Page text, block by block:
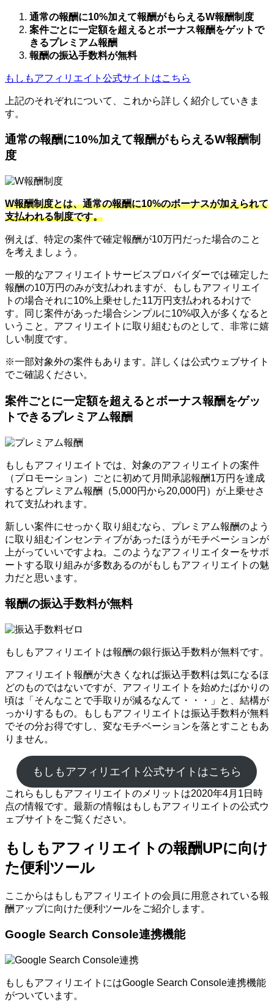
通常の報酬に10%加えて報酬がもらえるW報酬制度
案件ごとに一定額を超えるとボーナス報酬をゲットで
きるプレミアム報酬
報酬の振込手数料が無料
もしもアフィリエイト公式サイトはこちら
上記のそれぞれについて、これから詳しく紹介していきま
す。
通常の報酬に10%加えて報酬がもらえるW報酬制
度
W報酬制度とは、通常の報酬に10%のボーナスが加えられて
支払われる制度です。
例えば、特定の案件で確定報酬が10万円だった場合のこと
を考えましょう。
一般的なアフィリエイトサービスプロバイダーでは確定した
報酬の10万円のみが支払われますが、もしもアフィリエイ
トの場合それに10%上乗せした11万円支払われるわけで
す。同じ案件があった場合シンプルに10%収入が多くなると
いうこと。アフィリエイトに取り組むものとして、非常に嬉
しい制度です。
※一部対象外の案件もあります。詳しくは公式ウェブサイト
でご確認ください。
案件ごとに一定額を超えるとボーナス報酬をゲッ
トできるプレミアム報酬
もしもアフィリエイトでは、対象のアフィリエイトの案件
（プロモーション）ごとに初めて月間承認報酬1万円を達成
するとプレミアム報酬（5,000円から20,000円）が上乗せさ
れて支払われます。
新しい案件にせっかく取り組むなら、プレミアム報酬のよう
に取り組むインセンティブがあったほうがモチベーションが
上がっていいですよね。このようなアフィリエイターをサポ
ートする取り組みが多数あるのがもしもアフィリエイトの魅
力だと思います。
報酬の振込手数料が無料
もしもアフィリエイトは報酬の銀行振込手数料が無料です。
アフィリエイト報酬が大きくなれば振込手数料は気になるほ
どのものではないですが、アフィリエイトを始めたばかりの
頃は「そんなことで手取りが減るなんて・・・」と、結構が
っかりするもの。もしもアフィリエイトは振込手数料が無料
でその分お得ですし、変なモチベーションを落とすこともあ
りません。
もしもアフィリエイト公式サイトはこちら
これらもしもアフィリエイトのメリットは2020年4月1日時
点の情報です。最新の情報はもしもアフィリエイトの公式ウ
ェブサイトをご覧ください。
もしもアフィリエイトの報酬UPに向け
た便利ツール
ここからはもしもアフィリエイトの会員に用意されている報
酬アップに向けた便利ツールをご紹介します。
Google Search Console連携機能
もしもアフィリエイトにはGoogle Search Console連携機能
がついています。